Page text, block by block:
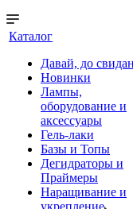
Каталог
Давай, до
Новинки
Лампы,
оборудование и
аксессуары
Гель-лаки
Базы и Топы
Дегидраторы и
Праймеры
Наращивание и
укрепление